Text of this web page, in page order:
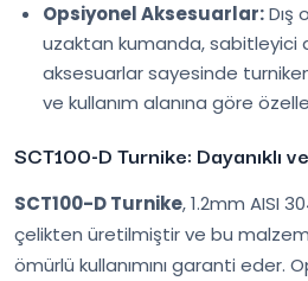
Opsiyonel Aksesuarlar:Dış
uzaktan kumanda, sabitleyici
aksesuarlar sayesinde
ve kullanım alanına göre
SCT100-D Turnike: Dayanıklı
SCT100-D Turnike, 1.2mm AISI
çelikten üretilmiştir ve bu
ömürlü kullanımını garanti eder.